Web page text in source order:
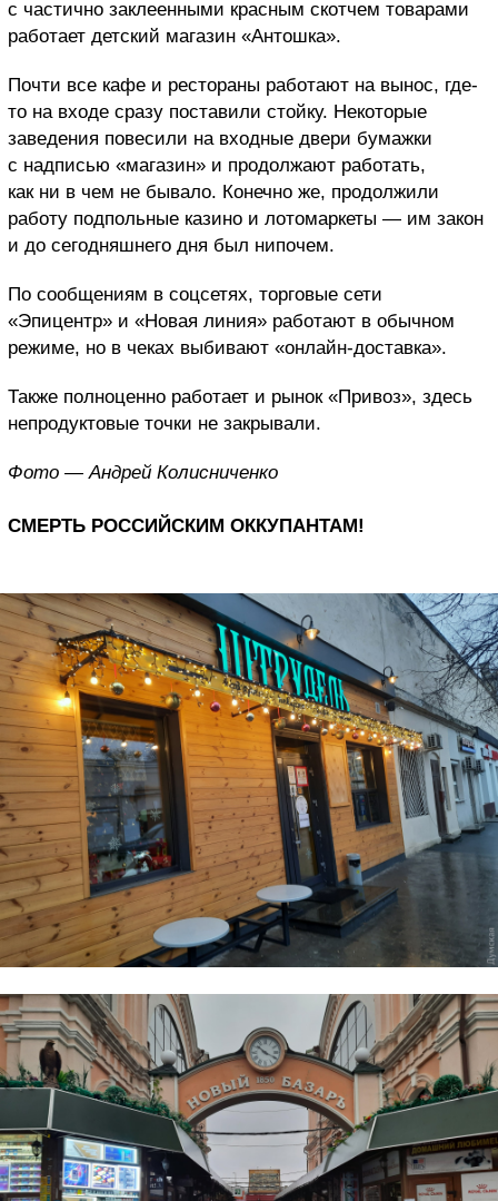
с частично заклеенными красным скотчем товарами
работает детский магазин «Антошка».
Почти все кафе и рестораны работают на вынос, где-
то на входе сразу поставили стойку. Некоторые
заведения повесили на входные двери бумажки
с надписью «магазин» и продолжают работать,
как ни в чем не бывало. Конечно же, продолжили
работу подпольные казино и лотомаркеты — им закон
и до сегодняшнего дня был нипочем.
По сообщениям в соцсетях, торговые сети
«Эпицентр» и «Новая линия» работают в обычном
режиме, но в чеках выбивают «онлайн-доставка».
Также полноценно работает и рынок «Привоз», здесь
непродуктовые точки не закрывали.
Фото — Андрей Колисниченко
СМЕРТЬ РОССИЙСКИМ ОККУПАНТАМ!